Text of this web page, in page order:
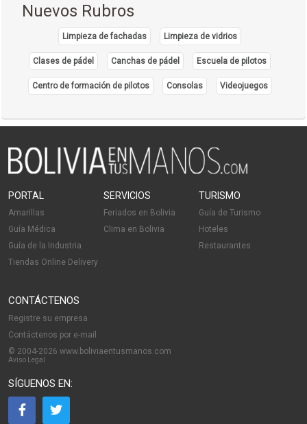
Nuevos Rubros
Limpieza de fachadas Limpieza de vidrios
Clases de pádel Canchas de pádel Escuela de pilotos
Centro de formación de pilotos Consolas Videojuegos
PORTAL
Amarillas
Guía Médica
Guía de la Industria
Tiendas Online Delivery
SERVICIOS
Feriados en Bolivia
Clima en Bolivia
TURISMO
Guía de Turismo
Hoteles
Restaurantes
CONTÁCTENOS
Registre su empresa
Contáctenos por e-mail
© 2004-2026 www.boliviaentusmanos.com
Aviso Legal
SÍGUENOS EN: